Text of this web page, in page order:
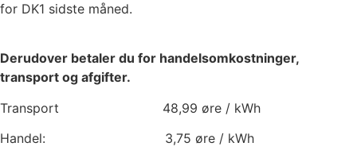
for DK1 sidste måned.
Derudover betaler du for handelsomkostninger,
transport og afgifter.
Transport 48,99 øre / kWh
Handel: 3,75 øre / kWh